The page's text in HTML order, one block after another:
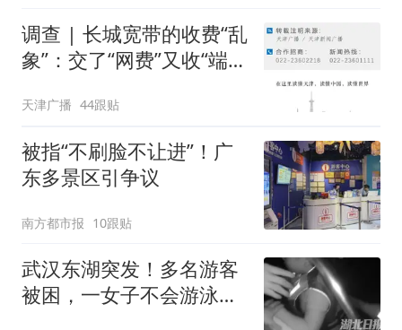
调查 | 长城宽带的收费“乱
象”：交了“网费”又收“端口
可延长到2037年
天津广播 44跟贴
被指“不刷脸不让进”！广
东多景区引争议
南方都市报 10跟贴
武汉东湖突发！多名游客
被困，一女子不会游泳在